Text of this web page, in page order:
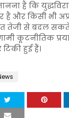
है कि
है और किसी भी
तेजी से बदल सकते
कूटनीतिक
हुई हैं।